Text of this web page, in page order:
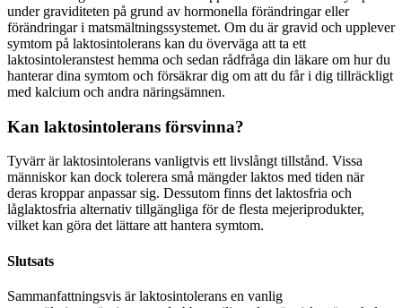
under graviditeten på grund av hormonella förändringar eller
förändringar i matsmältningssystemet. Om du är gravid och upplever
symtom på laktosintolerans kan du överväga att ta ett
laktosintoleranstest hemma och sedan rådfråga din läkare om hur du
hanterar dina symtom och försäkrar dig om att du får i dig tillräckligt
med kalcium och andra näringsämnen.
Kan laktosintolerans försvinna?
Tyvärr är laktosintolerans vanligtvis ett livslångt tillstånd. Vissa
människor kan dock tolerera små mängder laktos med tiden när
deras kroppar anpassar sig. Dessutom finns det laktosfria och
låglaktosfria alternativ tillgängliga för de flesta mejeriprodukter,
vilket kan göra det lättare att hantera symtom.
Slutsats
Sammanfattningsvis är laktosintolerans en vanlig